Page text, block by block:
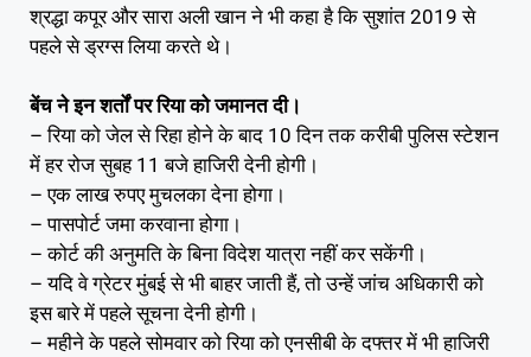
श्रद्धा कपूर और सारा अली खान ने भी कहा है कि सुशांत 2019 से
पहले से ड्रग्स लिया करते थे।
बेंच ने इन शर्तों पर रिया को जमानत दी।
– रिया को जेल से रिहा होने के बाद 10 दिन तक करीबी पुलिस स्टेशन
में हर रोज सुबह 11 बजे हाजिरी देनी होगी।
– एक लाख रुपए मुचलका देना होगा।
– पासपोर्ट जमा करवाना होगा।
– कोर्ट की अनुमति के बिना विदेश यात्रा नहीं कर सकेंगी।
– यदि वे ग्रेटर मुंबई से भी बाहर जाती हैं, तो उन्हें जांच अधिकारी को
इस बारे में पहले सूचना देनी होगी।
– महीने के पहले सोमवार को रिया को एनसीबी के दफ्तर में भी हाजिरी